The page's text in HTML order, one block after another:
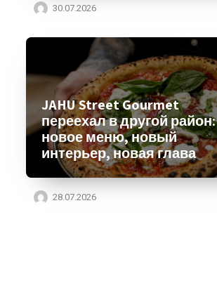
30.07.2026
JAHU Street Gourmet
переехал в другой район:
новое меню, новый
интерьер, новая глава
28.07.2026